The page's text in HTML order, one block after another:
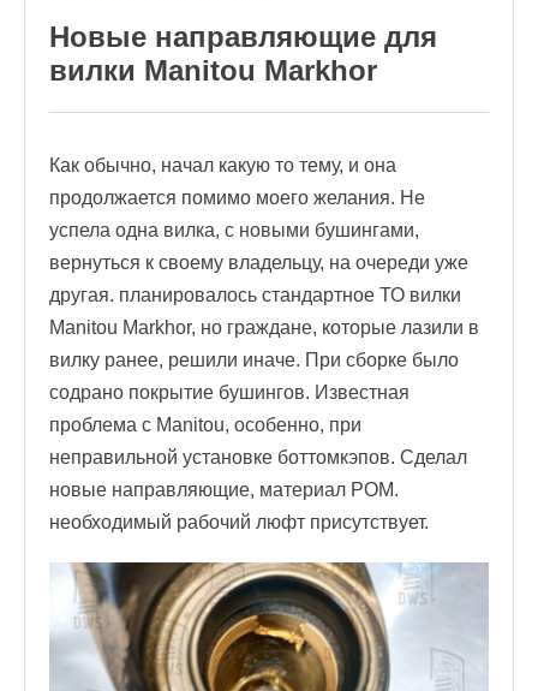
Новые направляющие для
вилки Manitou Markhor
Как обычно, начал какую то тему, и она
продолжается помимо моего желания. Не
успела одна вилка, с новыми бушингами,
вернуться к своему владельцу, на очереди уже
другая. планировалось стандартное ТО вилки
Manitou Markhor, но граждане, которые лазили в
вилку ранее, решили иначе. При сборке было
содрано покрытие бушингов. Известная
проблема с Manitou, особенно, при
неправильной установке боттомкэпов. Сделал
новые направляющие, материал РОМ.
необходимый рабочий люфт присутствует.